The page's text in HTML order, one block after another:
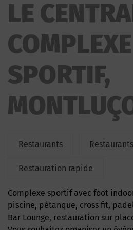
LE
COMPLEXE
SPORTIF,
Restaurants
Restauration rapide
Complexe sportif avec foot
piscine, pétanque, cross fit,
Bar Lounge, restauration sur